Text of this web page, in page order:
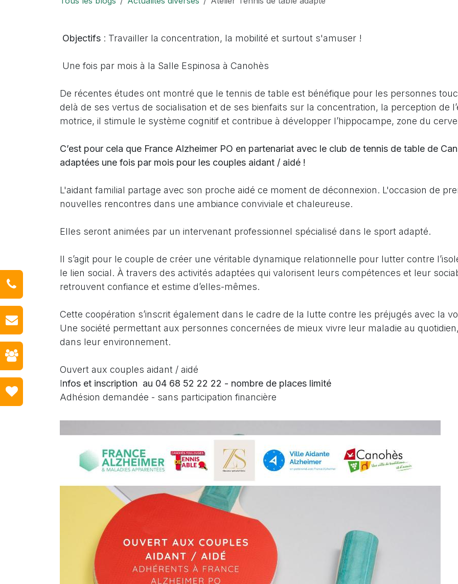
Objectifs : Travailler la concentration, la mobilité et surtout s'amuser !
Une fois par mois à la Salle Espinosa à Canohès
De récentes études ont montré que le tennis de table est bénéfique pour les personnes
delà de ses vertus de socialisation et de ses bienfaits sur la concentration, la perception de
motrice, il stimule le système cognitif et contribue à développer l’hippocampe, zone du
C’est pour cela que France Alzheimer PO en partenariat avec le club de tennis de table de
adaptées une fois par mois pour les couples aidant / aidé !
L'aidant familial partage avec son proche aidé ce moment de déconnexion. L'occasion de
nouvelles rencontres dans une ambiance conviviale et chaleureuse.
Elles seront animées par un intervenant professionnel spécialisé dans le sport adapté.
Il s’agit pour le couple de créer une véritable dynamique relationnelle pour lutter contre
le lien social. À travers des activités adaptées qui valorisent leurs compétences et leur
retrouvent confiance et estime d’elles-mêmes.
Cette coopération s’inscrit également dans le cadre de la lutte contre les préjugés avec la
Une société permettant aux personnes concernées de mieux vivre leur maladie au
dans leur environnement.
Ouvert aux couples aidant / aidé
Infos et inscription au 04 68 52 22 22 - nombre de places limité
Adhésion demandée - sans participation financière